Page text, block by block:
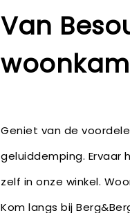
Van
Geniet van de
geluiddemping.
zelf in onze winkel.
Kom langs bij